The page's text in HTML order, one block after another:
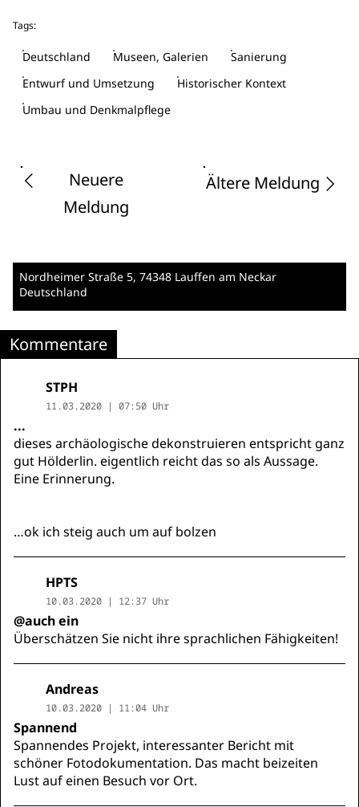
Tags:
Deutschland Museen, Galerien
Sanierung
Entwurf und Umsetzung
Historischer Kontext
Umbau und Denkmalpflege
Neuere
Meldung
Ältere Meldung
Nordheimer Straße 5, 74348 Lauffen am Neckar
Deutschland
Kommentare
STPH
11.03.2020 | 07:50 Uhr
...
dieses archäologische dekonstruieren entspricht ganz
gut Hölderlin. eigentlich reicht das so als Aussage.
Eine Erinnerung.
…ok ich steig auch um auf bolzen
HPTS
10.03.2020 | 12:37 Uhr
@auch ein
Überschätzen Sie nicht ihre sprachlichen Fähigkeiten!
Andreas
10.03.2020 | 11:04 Uhr
Spannend
Spannendes Projekt, interessanter Bericht mit
schöner Fotodokumentation. Das macht beizeiten
Lust auf einen Besuch vor Ort.